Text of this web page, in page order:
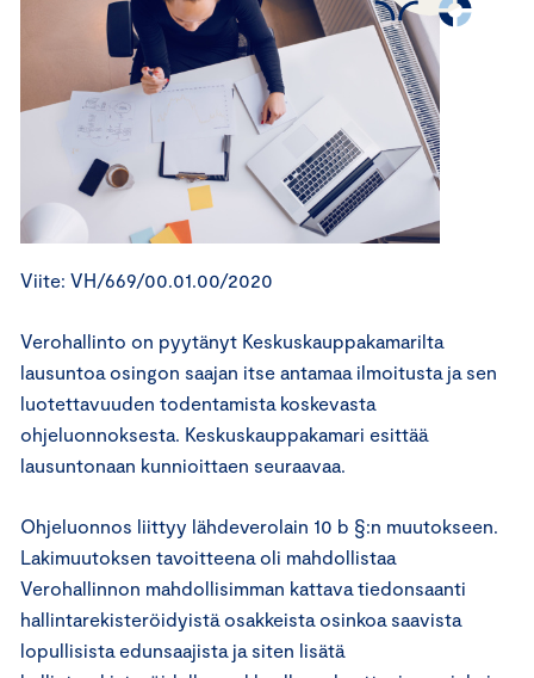
Viite: VH/669/00.01.00/2020
Verohallinto on pyytänyt Keskuskauppakamarilta
lausuntoa osingon saajan itse antamaa ilmoitusta ja sen
luotettavuuden todentamista koskevasta
ohjeluonnoksesta. Keskuskauppakamari esittää
lausuntonaan kunnioittaen seuraavaa.
Ohjeluonnos liittyy lähdeverolain 10 b §:n muutokseen.
Lakimuutoksen tavoitteena oli mahdollistaa
Verohallinnon mahdollisimman kattava tiedonsaanti
hallintarekisteröidyistä osakkeista osinkoa saavista
lopullisista edunsaajista ja siten lisätä